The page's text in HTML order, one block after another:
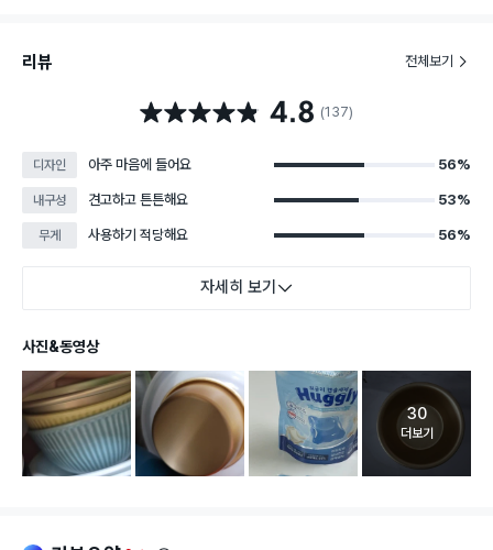
리뷰 전체보기
별점 4.8점 4.8 (137)
디자인 아주 마음에 들어요 56%
내구성 견고하고 튼튼해요 53%
무게 사용하기 적당해요 56%
자세히 보기
사진&동영상
고객 리뷰
30
더보기